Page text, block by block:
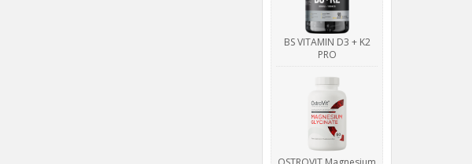
BS VITAMIN D3 + K2
PRO